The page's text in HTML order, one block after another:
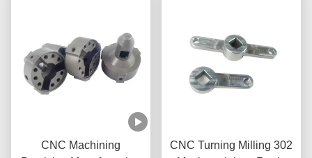
CNC Machining
CNC Turning Milling 302